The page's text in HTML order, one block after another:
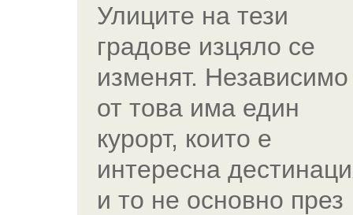
Улиците на тези
градове изцяло се
изменят. Независимо
от това има един
курорт, които е
интересна
и то не основно през